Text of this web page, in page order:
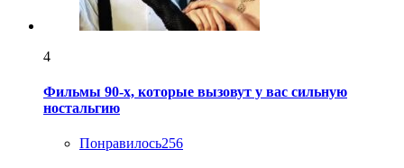
4
Фильмы 90-х, которые вызовут у вас сильную
ностальгию
Понравилось256